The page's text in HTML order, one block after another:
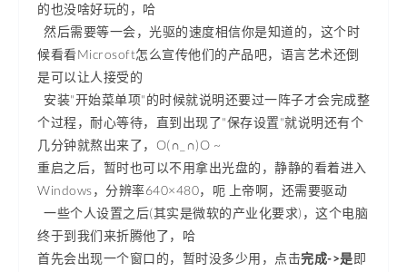
的也没啥好玩的，哈
然后需要等一会，光驱的速度相信你是知道的，这个时
候看看Microsoft怎么宣传他们的产品吧，语言艺术还倒
是可以让人接受的
安装"开始菜单项"的时候就说明还要过一阵子才会完成整
个过程，耐心等待，直到出现了"保存设置"就说明还有个
几分钟就熬出来了，O(∩_∩)O ~
重启之后，暂时也可以不用拿出光盘的，静静的看着进入
Windows，分辨率640×480，呃 上帝啊，还需要驱动
一些个人设置之后(其实是微软的产业化要求)，这个电脑
终于到我们来折腾他了，哈
首先会出现一个窗口的，暂时没多少用，点击完成->是即